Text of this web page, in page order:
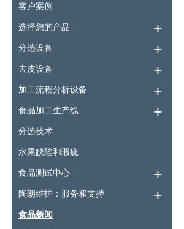
客户案例
选择您的产品
分选设备
去皮设备
加工流程分析设备
食品加工生产线
分选技术
水果缺陷和瑕疵
食品测试中心
陶朗维护：服务和支持
食品新闻